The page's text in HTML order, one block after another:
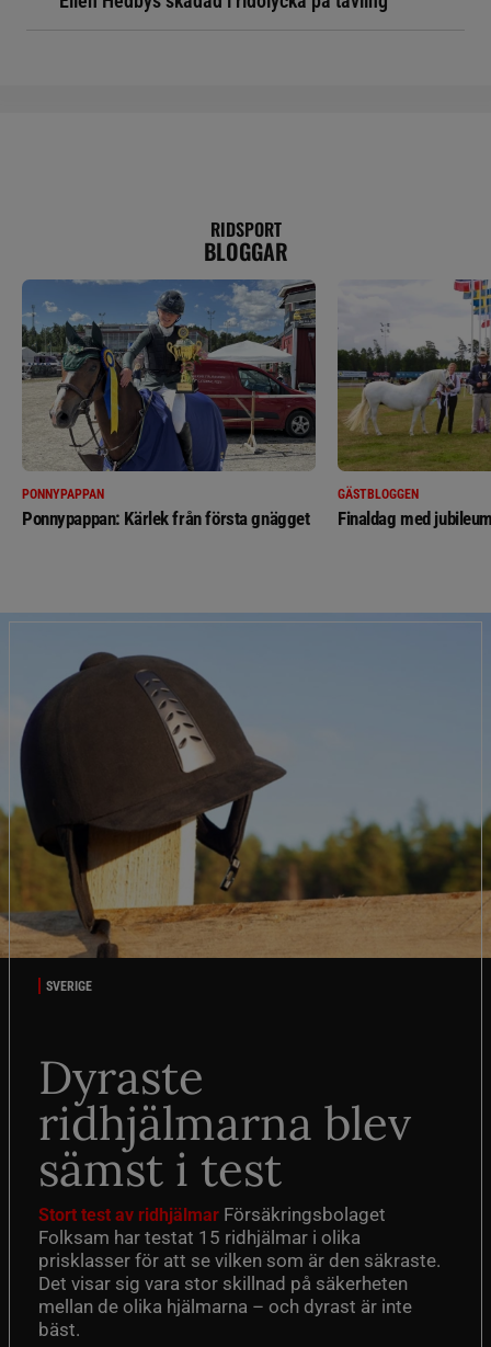
RIDSPORT
BLOGGAR
PONNYPAPPAN
Ponnypappan: Kärlek från första gnägget
GÄSTBLOGGEN
Finaldag med
SVERIGE
Dyraste
ridhjälmarna blev
sämst i test
Stort test av ridhjälmar Försäkringsbolaget
Folksam har testat 15 ridhjälmar i olika
prisklasser för att se vilken som är den säkraste.
Det visar sig vara stor skillnad på säkerheten
mellan de olika hjälmarna – och dyrast är inte
bäst.